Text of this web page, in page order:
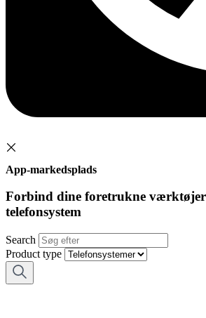
App-markedsplads
Forbind dine foretrukne
telefonsystem
Search
Product type